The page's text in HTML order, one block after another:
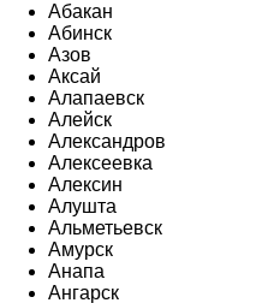
Абакан
Абинск
Азов
Аксай
Алапаевск
Алейск
Александров
Алексеевка
Алексин
Алушта
Альметьевск
Амурск
Анапа
Ангарск